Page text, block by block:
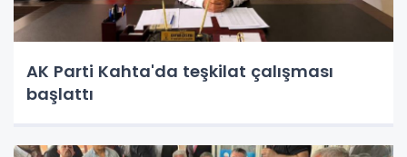
AK Parti Kahta'da teşkilat çalışması
başlattı